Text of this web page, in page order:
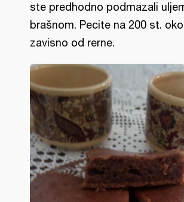
ste predhodno podmazali
brašnom. Pecite na 200 st.
zavisno od rerne.